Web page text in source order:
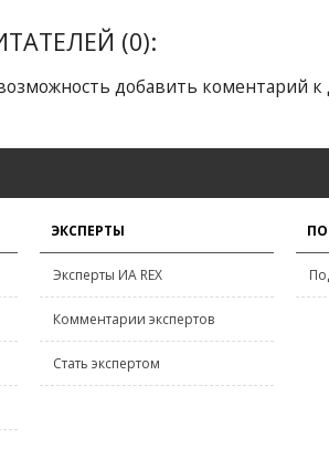
(0):
добавить коментарий
ЭКСПЕРТЫ
Эксперты ИА REX
Комментарии экспертов
Стать экспертом